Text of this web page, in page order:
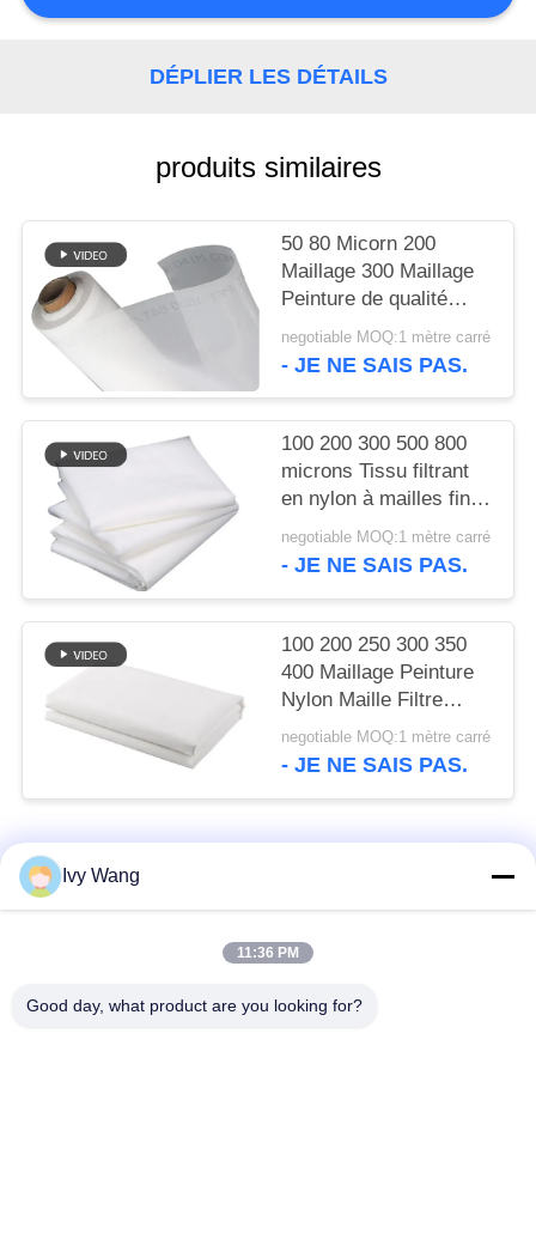
DU
SITE
PRIVACY
POLICY
DÉPLIER LES DÉTAILS
produits similaires
50 80 Micorn 200
Maillage 300 Maillage
Peinture de qualité
alimentaire Filtre en
nylon Maillage tissé
negotiable MOQ:1 mètre carré
- JE NE SAIS PAS.
100 200 300 500 800
microns Tissu filtrant
en nylon à mailles fines
pour lait, jus, infusion à
froid, qualité
negotiable MOQ:1 mètre carré
- JE NE SAIS PAS.
100 200 250 300 350
400 Maillage Peinture
Nylon Maille Filtre
Tissu Filtrant Tissé
negotiable MOQ:1 mètre carré
- JE NE SAIS PAS.
Catégories populaires
Ceinture en spirale de
Ivy Wang
11:36 PM
Good day, what product are you looking for?